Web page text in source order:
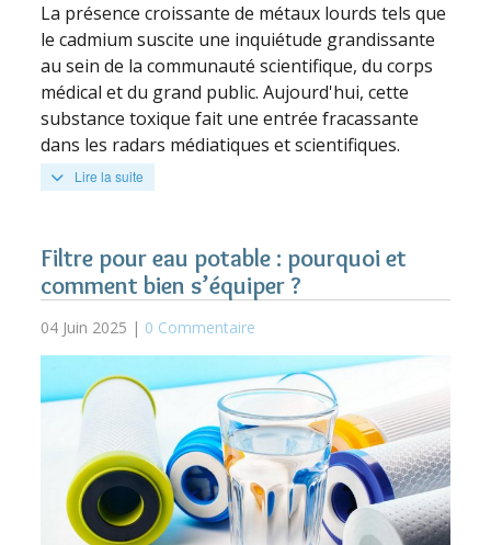
La présence croissante de métaux lourds tels que
le cadmium suscite une inquiétude grandissante
au sein de la communauté scientifique, du corps
médical et du grand public. Aujourd'hui, cette
substance toxique fait une entrée fracassante
dans les radars médiatiques et scientifiques.
Lire la suite
Filtre pour eau potable : pourquoi et
comment bien s’équiper ?
04 Juin 2025 | 0 Commentaire